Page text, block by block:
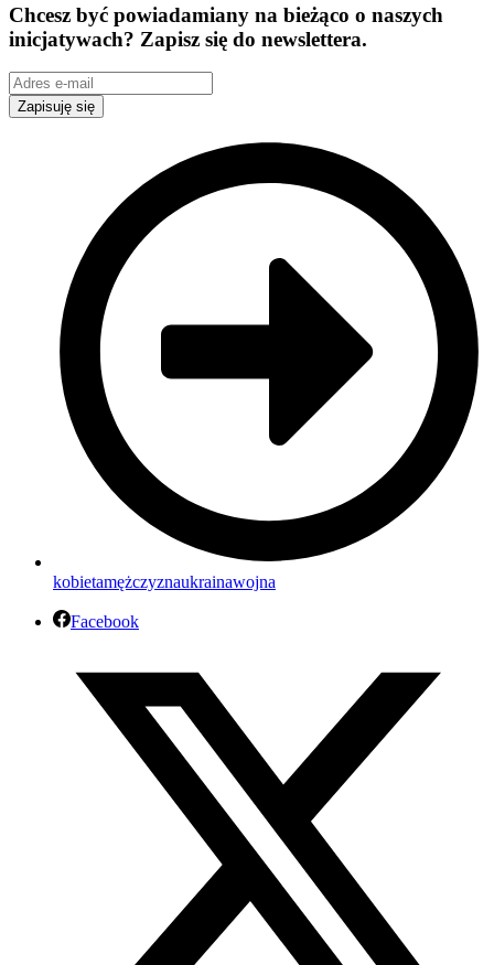
Chcesz być powiadamiany na bieżąco o naszych
inicjatywach? Zapisz się do newslettera.
Zapisuję się
kobietamężczyznaukrainawojna
Facebook